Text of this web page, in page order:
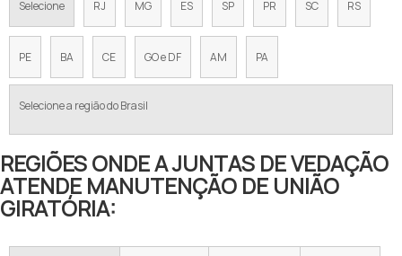
Selecione RJ MG ES SP PR SC RS
PE BA CE GO e DF AM PA
Selecione a região do Brasil
REGIÕES ONDE A JUNTAS DE VEDAÇÃO
ATENDE MANUTENÇÃO DE UNIÃO
GIRATÓRIA: